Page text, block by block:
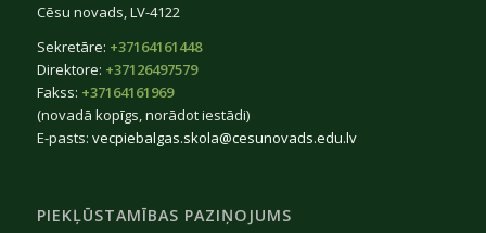
Cēsu novads, LV-4122
Sekretāre: +37164161448
Direktore: +37126497579
Fakss: +37164161969
(novadā kopīgs, norādot iestādi)
E-pasts: vecpiebalgas.skola@cesunovads.edu.lv
PIEKĻŪSTAMĪBAS PAZIŅOJUMS